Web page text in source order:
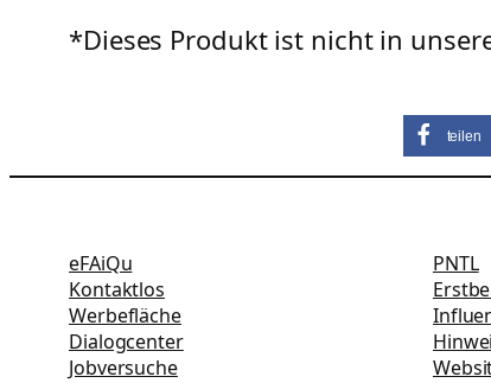
*Dieses Produkt ist nicht in
teilen
eFAiQu
Kontaktlos
Werbefläche
Dialogcenter
Jobversuche
PNTL